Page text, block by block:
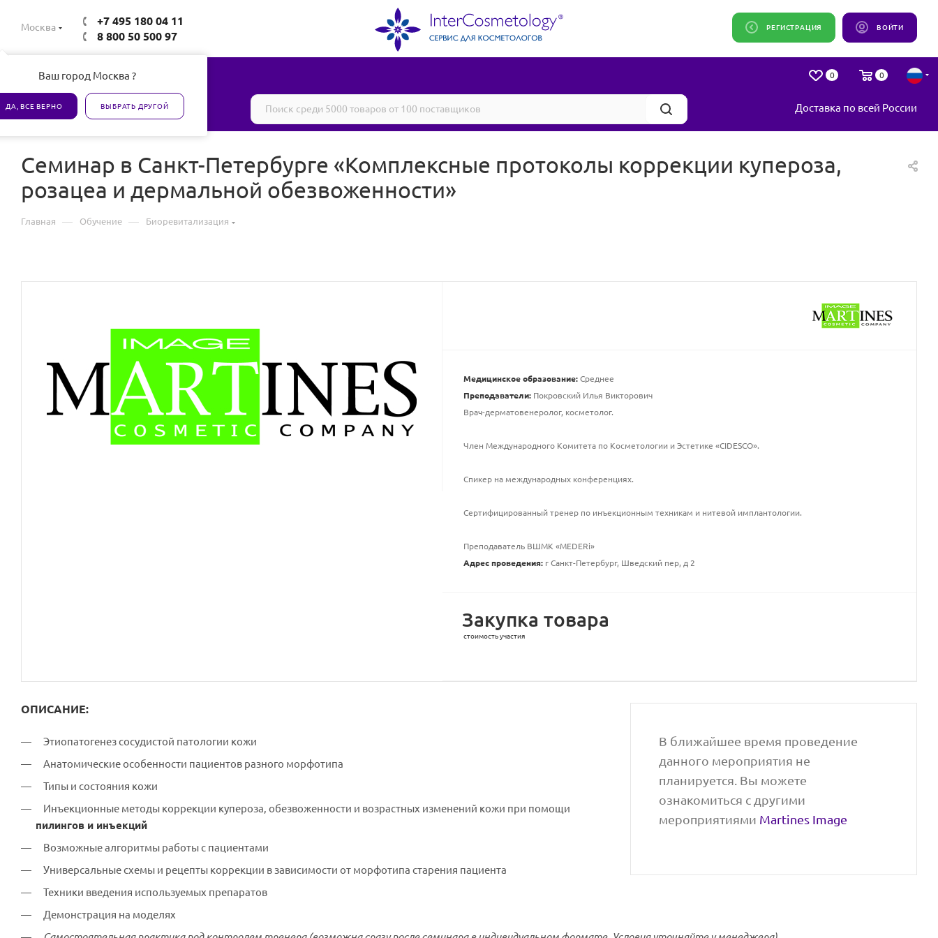
Москва
Ваш город Москва ?
ДА, ВСЕ ВЕРНО ВЫБРАТЬ ДРУГОЙ
+7 495 180 04 11
8 800 50 500 97
ВОЙТИ
РЕГИСТРАЦИЯ
0 0
Все товары сертифицированы Доставка по всей России
Семинар в Санкт-Петербурге «Комплексные протоколы коррекции купероза,
розацеа и дермальной обезвоженности»
Главная — Обучение — Биоревитализация
Медицинское образование:Среднее
Преподаватели:Покровский Илья Викторович
Врач-дерматовенеролог, косметолог.
Член Международного Комитета по Косметологии и Эстетике «CIDESCO».
Спикер на международных конференциях.
Сертифицированный тренер по инъекционным техникам и нитевой имплантологии.
Преподаватель ВШМК «MEDERi»
Адрес проведения:г Санкт-Петербург, Шведский пер, д 2
Закупка товара
стоимость участия
В ближайшее время проведение
данного мероприятия не
планируется. Вы можете
ознакомиться с другими
мероприятиями Martines Image
ОПИСАНИЕ:
Этиопатогенез сосудистой патологии кожи
Анатомические особенности пациентов разного морфотипа
Типы и состояния кожи
Инъекционные методы коррекции купероза, обезвоженности и возрастных изменений кожи при помощи
пилингов и инъекций
Возможные алгоритмы работы с пациентами
Универсальные схемы и рецепты коррекции в зависимости от морфотипа старения пациента
Техники введения используемых препаратов
Демонстрация на моделях